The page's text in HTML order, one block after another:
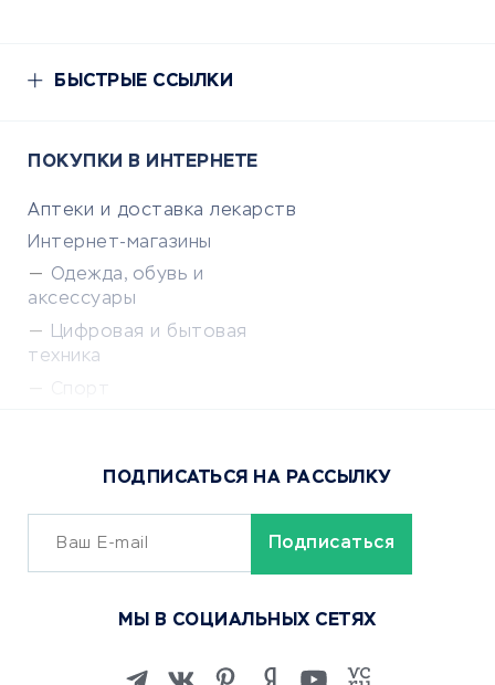
БЫСТРЫЕ ССЫЛКИ
ПОКУПКИ В ИНТЕРНЕТЕ
Аптеки и доставка лекарств
Интернет-магазины
Одежда, обувь и
аксессуары
Цифровая и бытовая
техника
Сервисы доставки
ОБУЧЕНИЕ И РАБОТА
Изучение иностранных
ПОДПИСАТЬСЯ НА РАССЫЛКУ
МЫ В СОЦИАЛЬНЫХ СЕТЯХ